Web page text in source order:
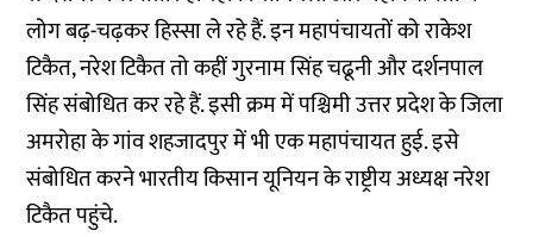
लोग बढ़-चढ़कर हिस्सा ले रहे हैं. इन महापंचायतों को राकेश
टिकैत, नरेश टिकैत तो कहीं गुरनाम सिंह चढूनी और दर्शनपाल
सिंह संबोधित कर रहे हैं. इसी क्रम में पश्चिमी उत्तर प्रदेश के जिला
अमरोहा के गांव शहजादपुर में भी एक महापंचायत हुई. इसे
संबोधित करने भारतीय किसान यूनियन के राष्ट्रीय अध्यक्ष नरेश
टिकैत पहुंचे.